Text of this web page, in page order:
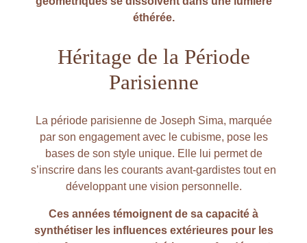
éthérée.
Héritage de la Période
Parisienne
La période parisienne de Joseph Sima, marquée
par son engagement avec le cubisme, pose les
bases de son style unique. Elle lui permet de
s’inscrire dans les courants avant-gardistes tout en
développant une vision personnelle.
Ces années témoignent de sa capacité à
synthétiser les influences extérieures pour les